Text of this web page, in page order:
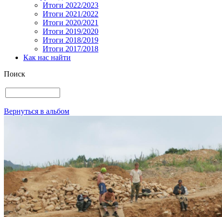
Итоги 2022/2023
Итоги 2021/2022
Итоги 2020/2021
Итоги 2019/2020
Итоги 2018/2019
Итоги 2017/2018
Как нас найти
Поиск
Вернуться в альбом